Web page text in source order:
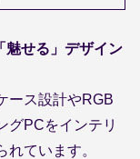
「魅せる」デザイン
ース設計やRGB
グPCをインテリ
ています。